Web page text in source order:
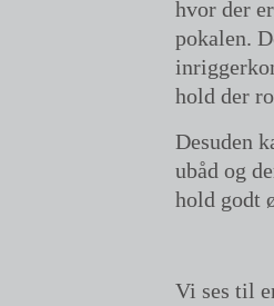
hvor der
pokalen.
hold der
Desuden
ubåd og
hold godt
Vi ses til